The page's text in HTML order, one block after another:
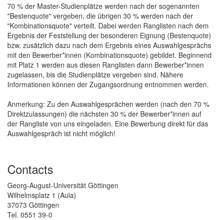
70 % der Master-Studienplätze werden nach der sogenannten
"Bestenquote" vergeben, die übrigen 30 % werden nach der
"Kombinationsquote" verteilt. Dabei werden Ranglisten nach dem
Ergebnis der Feststellung der besonderen Eignung (Bestenquote)
bzw. zusätzlich dazu nach dem Ergebnis eines Auswahlgesprächs
mit den Bewerber*innen (Kombinationsquote) gebildet. Beginnend
mit Platz 1 werden aus diesen Ranglisten dann Bewerber*innen
zugelassen, bis die Studienplätze vergeben sind. Nähere
Informationen können der Zugangsordnung entnommen werden.
Anmerkung: Zu den Auswahlgesprächen werden (nach den 70 %
Direktzulassungen) die nächsten 30 % der Bewerber*innen auf
der Rangliste von uns eingeladen. Eine Bewerbung direkt für das
Auswahlgespräch ist nicht möglich!
Contacts
Georg-August-Universität Göttingen
Wilhelmsplatz 1 (Aula)
37073 Göttingen
Tel. 0551 39-0